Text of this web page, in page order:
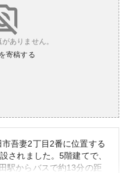
ありません。
寄稿する
吾妻2丁目2番に位置する
されました。5階建てで、
駅からバスで約13分の距